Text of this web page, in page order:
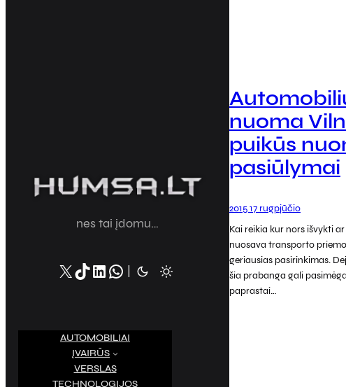
nes tai įdomu…
X TikTok LinkedIn WhatsApp
AUTOMOBILIAI
ĮVAIRŪS
VERSLAS
TECHNOLOGIJOS
nuoma
puikūs
pasiūlymai
2015 17 rugpjūčio
Kai reikia kur nors išvykti
nuosava transporto
geriausias pasirinkimas.
šia prabanga gali
paprastai…